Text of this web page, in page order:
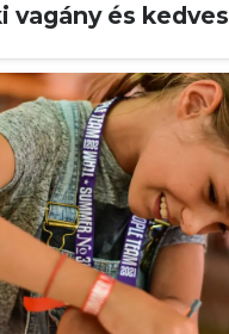
vagány és kedves